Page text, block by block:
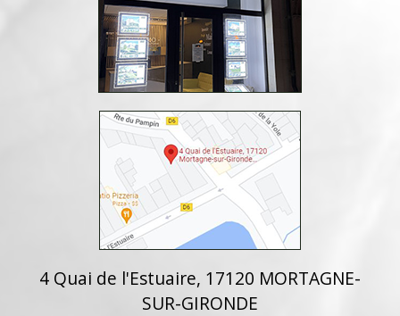
4 Quai de l'Estuaire, 17120 MORTAGNE-
SUR-GIRONDE